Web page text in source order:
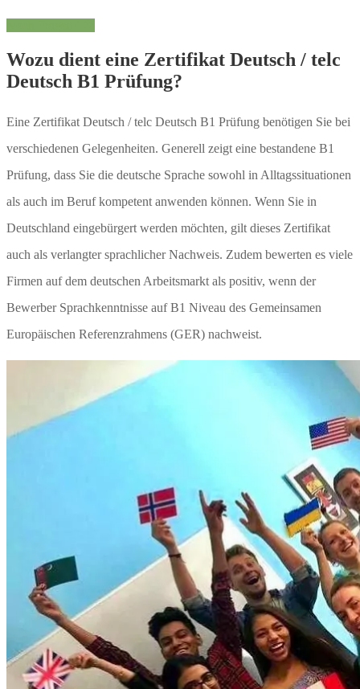
Wozu dient eine Zertifikat Deutsch / telc
Deutsch B1 Prüfung?
Eine Zertifikat Deutsch / telc Deutsch B1 Prüfung benötigen Sie bei
verschiedenen Gelegenheiten. Generell zeigt eine bestandene B1
Prüfung, dass Sie die deutsche Sprache sowohl in Alltagssituationen
als auch im Beruf kompetent anwenden können. Wenn Sie in
Deutschland eingebürgert werden möchten, gilt dieses Zertifikat
auch als verlangter sprachlicher Nachweis. Zudem bewerten es viele
Firmen auf dem deutschen Arbeitsmarkt als positiv, wenn der
Bewerber Sprachkenntnisse auf B1 Niveau des Gemeinsamen
Europäischen Referenzrahmens (GER) nachweist.